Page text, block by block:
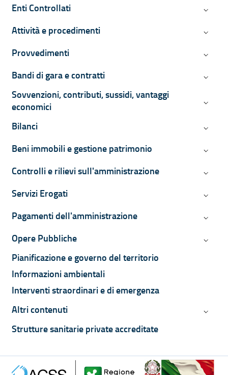
Enti Controllati Enti
Attività e procedimenti
Provvedimenti
Bandi di gara e contratti Bandi
Sovvenzioni, contributi, sussidi, vantaggi
economici
Bilanci Bilanci
Beni immobili e gestione patrimonio Beni
Controlli e rilievi sull'amministrazione
Servizi Erogati Servizi
Pagamenti dell'amministrazione
Opere Pubbliche Opere
Pianificazione e governo del territorio
Informazioni ambientali
Interventi straordinari e di emergenza
Altri contenuti
Altri
Strutture sanitarie private accreditate